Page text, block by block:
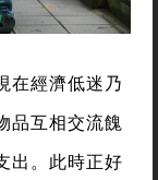
在經濟低迷乃
品互相交流餽
出。此時正好